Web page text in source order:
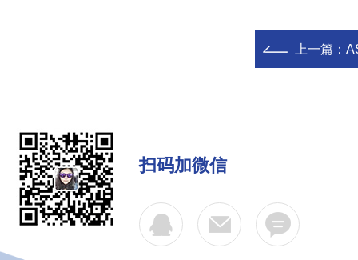
上一篇：
扫码加微信